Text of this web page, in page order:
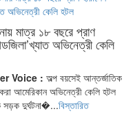
মাত্র ১৮ বছরে প্রাণ
অভিনেত্রী কেলি
Voice : অল্প বয়সেই আন্তর্জাতিক
আমেরিকান অভিনেত্রী কেলি হটল
সড়ক দুর্ঘটনা�...বিস্তারিত